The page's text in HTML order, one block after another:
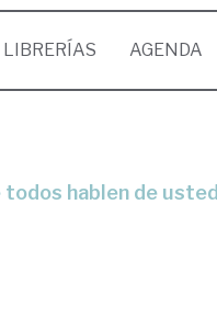
LIBRERÍAS AGENDA